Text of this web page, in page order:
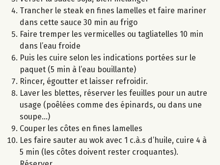
Trancher le steak en fines lamelles et faire mariner
dans cette sauce 30 min au frigo
Faire tremper les vermicelles ou tagliatelles 10 min
dans l’eau froide
Puis les cuire selon les indications portées sur le
paquet (5 min à l’eau bouillante)
Rincer, égoutter et laisser refroidir.
Laver les blettes, réserver les feuilles pour un autre
usage (poêlées comme des épinards, ou dans une
soupe...)
Couper les côtes en fines lamelles
Les faire sauter au wok avec 1 c.à.s d’huile, cuire 4 à
5 min (les côtes doivent rester croquantes).